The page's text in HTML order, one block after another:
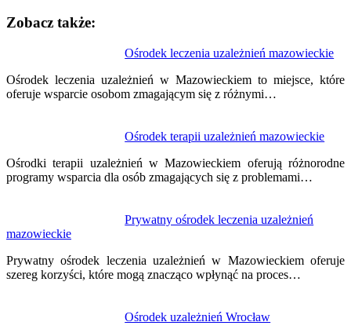
Zobacz także:
Ośrodek leczenia uzależnień mazowieckie
Ośrodek leczenia uzależnień w Mazowieckiem to miejsce, które
oferuje wsparcie osobom zmagającym się z różnymi…
Ośrodek terapii uzależnień mazowieckie
Ośrodki terapii uzależnień w Mazowieckiem oferują różnorodne
programy wsparcia dla osób zmagających się z problemami…
Prywatny ośrodek leczenia uzależnień
mazowieckie
Prywatny ośrodek leczenia uzależnień w Mazowieckiem oferuje
szereg korzyści, które mogą znacząco wpłynąć na proces…
Ośrodek uzależnień Wrocław
wpisu